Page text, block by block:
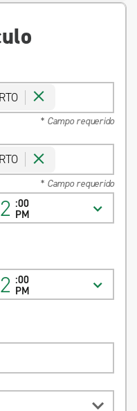
* Campo requerido
* Campo requerido
:00
PM
:00
PM